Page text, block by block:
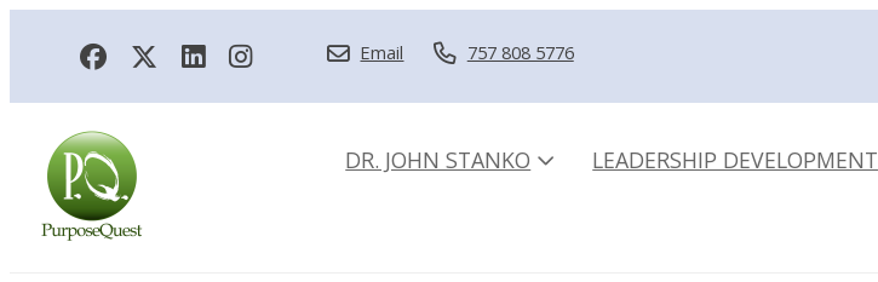
Email 757 808 5776
DR. JOHN STANKO LEADERSHIP DEVELOPMENT